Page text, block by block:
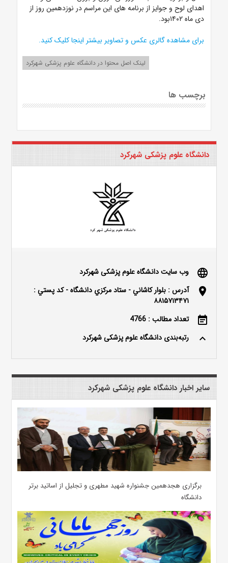
اهدای لوح و جوایز از برنامه های این مراسم در نوزدهمین روز از
دی ماه ۱۴۰۲بود.
برای مشاهدهگالری عکس و تصاویر بیشتر اینجا کلیک کنید.
لینک اصل محتوا در دانشگاه علوم پزشکی شهرکرد
برچسب ها
دانشگاه علوم پزشکی شهرکرد
language وب سایت دانشگاه علوم پزشکی شهرکرد
location_on
آدرس : بلوار كاشاني - ستاد مركزي دانشگاه - كد پستي :
۸۸۱۵۷۱۳۴۷۱
event_note تعداد مطالب : 4766
keyboard_arrow_up رتبه‌بندی دانشگاه علوم پزشکی شهرکرد
سایر اخبار دانشگاه علوم پزشکی شهرکرد
برگزاری هجدهمین جشنواره شهید مطهری و تجلیل از اساتید برتر
دانشگاه